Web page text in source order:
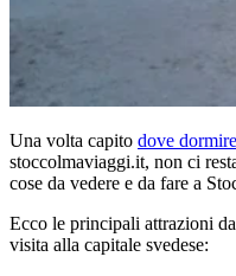
Una volta capito dove dormire
stoccolmaviaggi.it, non ci
cose da vedere e da fare a
Ecco le principali attrazioni
visita alla capitale svedese: